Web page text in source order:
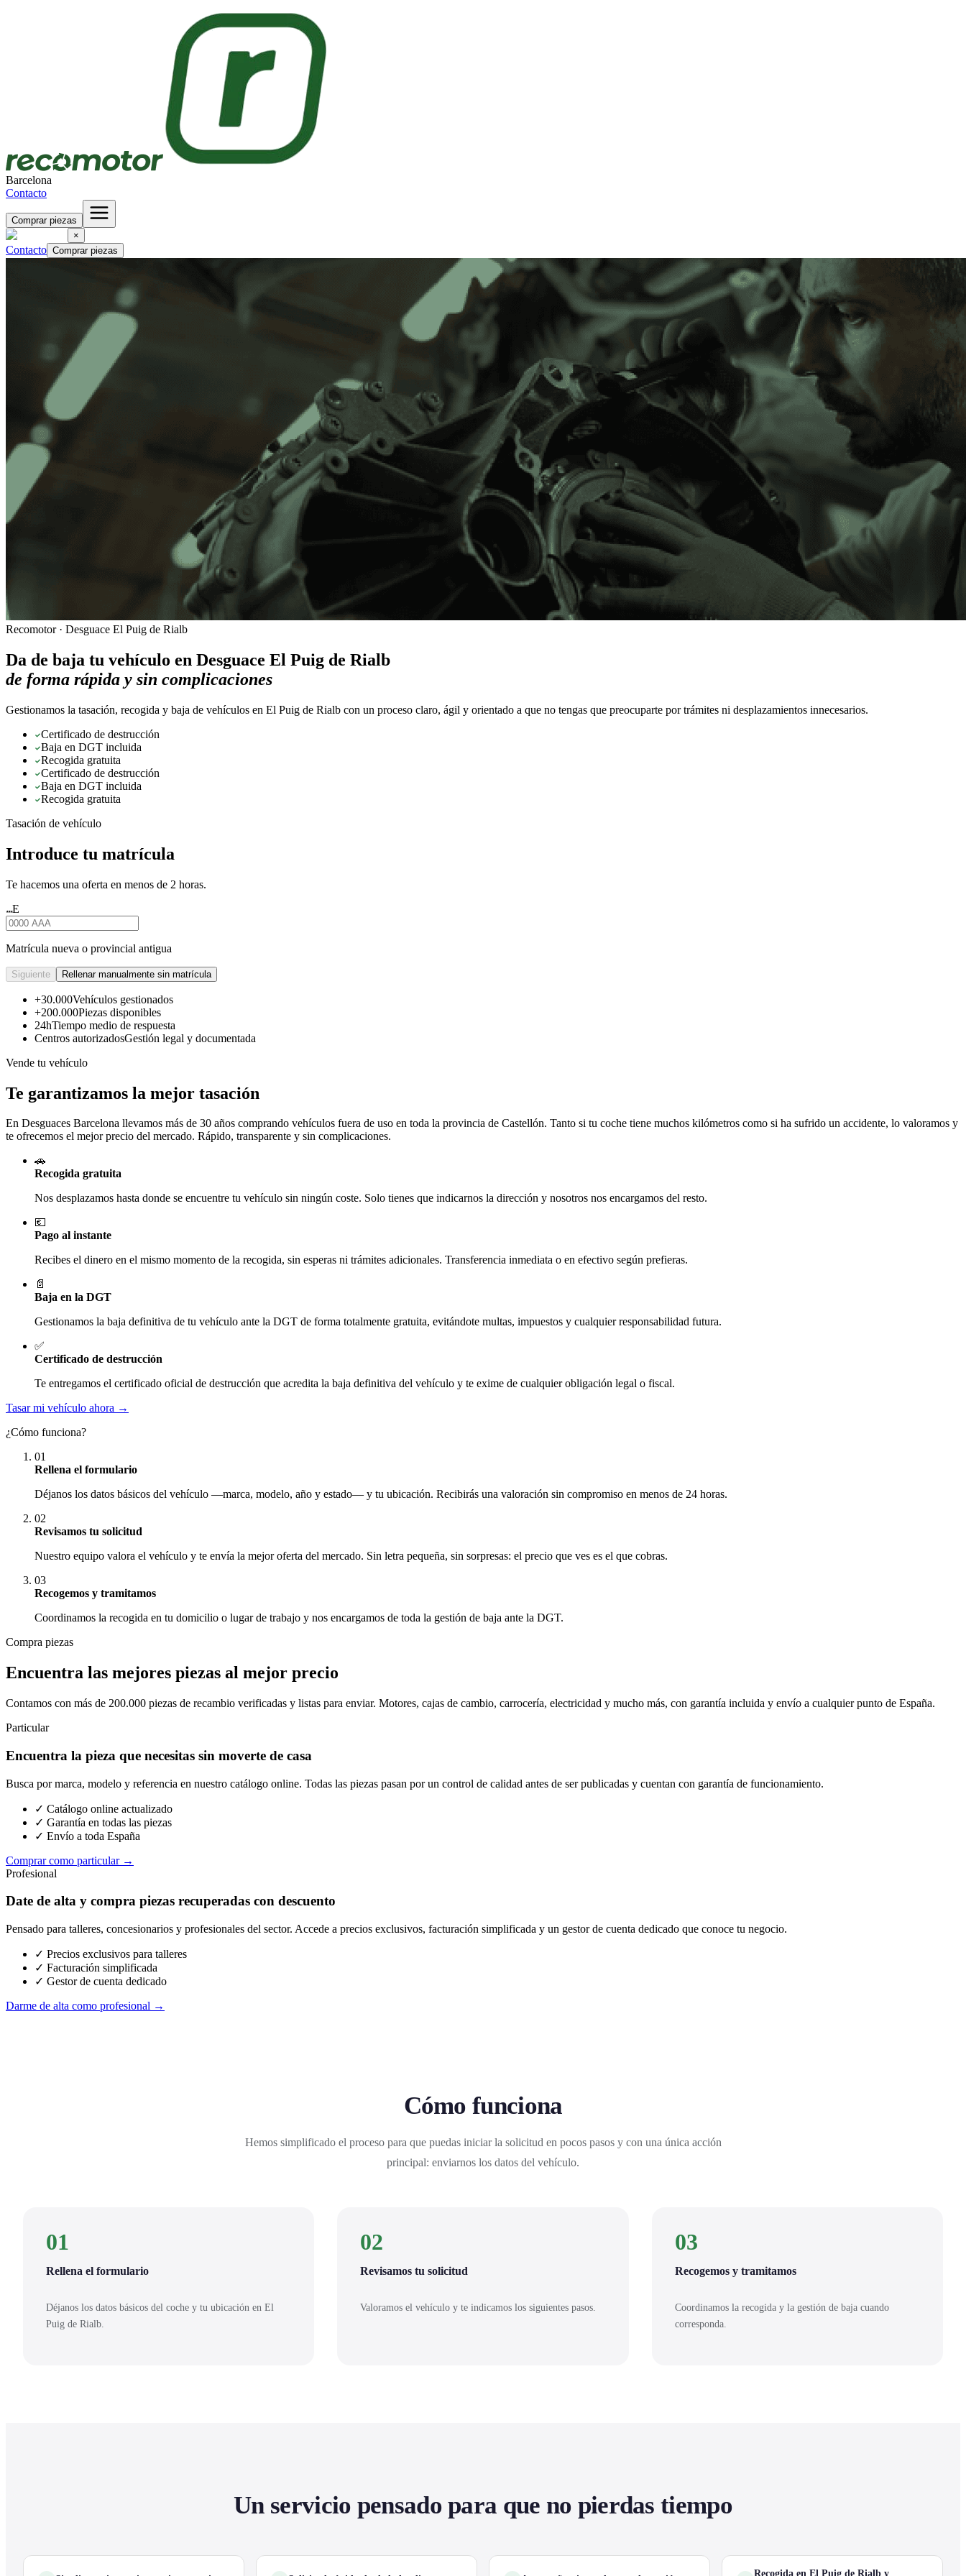
Barcelona
Contacto
Comprar piezas
×
Contacto Comprar piezas
Recomotor · Desguace El Puig de Rialb
Da de baja tu vehículo en Desguace El Puig de Rialb
de forma rápida y sin complicaciones
Gestionamos la tasación, recogida y baja de vehículos en El Puig de Rialb con un proceso claro, ágil y orientado a que no tengas que preocuparte por trámites ni desplazamientos innecesarios.
Certificado de destrucción
Baja en DGT incluida
Recogida gratuita
Certificado de destrucción
Baja en DGT incluida
Recogida gratuita
Tasación de vehículo
Introduce tu matrícula
Te hacemos una oferta en menos de 2 horas.
★★★E
Matrícula nueva o provincial antigua
Siguiente Rellenar manualmente sin matrícula
+30.000Vehículos gestionados
+200.000Piezas disponibles
24hTiempo medio de respuesta
Centros autorizadosGestión legal y documentada
Vende tu vehículo
Te garantizamos la mejor tasación
En Desguaces Barcelona llevamos más de 30 años comprando vehículos fuera de uso en toda la provincia de Castellón. Tanto si tu coche tiene muchos kilómetros como si ha sufrido un accidente, lo valoramos y
te ofrecemos el mejor precio del mercado. Rápido, transparente y sin complicaciones.
🚗
Recogida gratuita
Nos desplazamos hasta donde se encuentre tu vehículo sin ningún coste. Solo tienes que indicarnos la dirección y nosotros nos encargamos del resto.
💶
Pago al instante
Recibes el dinero en el mismo momento de la recogida, sin esperas ni trámites adicionales. Transferencia inmediata o en efectivo según prefieras.
📄
Baja en la DGT
Gestionamos la baja definitiva de tu vehículo ante la DGT de forma totalmente gratuita, evitándote multas, impuestos y cualquier responsabilidad futura.
✅
Certificado de destrucción
Te entregamos el certificado oficial de destrucción que acredita la baja definitiva del vehículo y te exime de cualquier obligación legal o fiscal.
Tasar mi vehículo ahora →
¿Cómo funciona?
01
Rellena el formulario
Déjanos los datos básicos del vehículo —marca, modelo, año y estado— y tu ubicación. Recibirás una valoración sin compromiso en menos de 24 horas.
02
Revisamos tu solicitud
Nuestro equipo valora el vehículo y te envía la mejor oferta del mercado. Sin letra pequeña, sin sorpresas: el precio que ves es el que cobras.
03
Recogemos y tramitamos
Coordinamos la recogida en tu domicilio o lugar de trabajo y nos encargamos de toda la gestión de baja ante la DGT.
Compra piezas
Encuentra las mejores piezas al mejor precio
Contamos con más de 200.000 piezas de recambio verificadas y listas para enviar. Motores, cajas de cambio, carrocería, electricidad y mucho más, con garantía incluida y envío a cualquier punto de España.
Particular
Encuentra la pieza que necesitas sin moverte de casa
Busca por marca, modelo y referencia en nuestro catálogo online. Todas las piezas pasan por un control de calidad antes de ser publicadas y cuentan con garantía de funcionamiento.
✓ Catálogo online actualizado
✓ Garantía en todas las piezas
✓ Envío a toda España
Comprar como particular →
Profesional
Date de alta y compra piezas recuperadas con descuento
Pensado para talleres, concesionarios y profesionales del sector. Accede a precios exclusivos, facturación simplificada y un gestor de cuenta dedicado que conoce tu negocio.
✓ Precios exclusivos para talleres
✓ Facturación simplificada
✓ Gestor de cuenta dedicado
Darme de alta como profesional →
Cómo funciona
Hemos simplificado el proceso para que puedas iniciar la solicitud en pocos pasos y con una única acción
principal: enviarnos los datos del vehículo.
01
Rellena el formulario
Déjanos los datos básicos del coche y tu ubicación en El
Puig de Rialb.
02
Revisamos tu solicitud
Valoramos el vehículo y te indicamos los siguientes pasos.
03
Recogemos y tramitamos
Coordinamos la recogida y la gestión de baja cuando
corresponda.
Un servicio pensado para que no pierdas tiempo
Recogida en El Puig de Rialb y